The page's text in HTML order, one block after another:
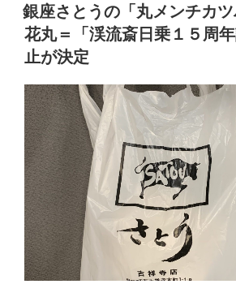
銀座さとうの「丸メンチカ
花丸＝「渓流斎日乗１５周
止が決定